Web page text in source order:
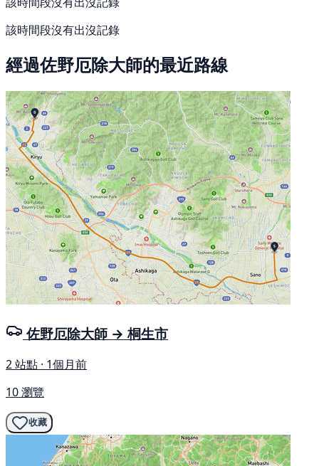
該時間段沒有出沒記錄
經過佐野厄除大師的最近路線
佐野厄除大師 → 桐生市
2 站點 · 1個月前
10 瀏覽
收藏